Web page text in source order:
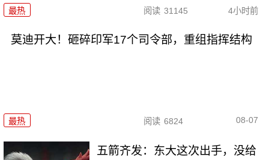
最热 阅读 31145 4小时前
莫迪开大！砸碎印军17个司令部，重组指挥结构
最热 阅读 6824 08-07
五箭齐发：东大这次出手，没给